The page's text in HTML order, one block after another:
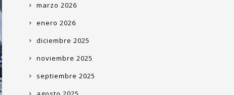
marzo 2026
enero 2026
diciembre 2025
noviembre 2025
septiembre 2025